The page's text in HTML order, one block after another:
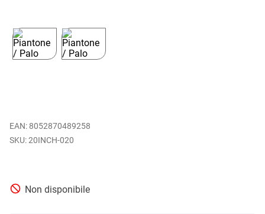
EAN: 8052870489258
20INCH-020
Non disponibile